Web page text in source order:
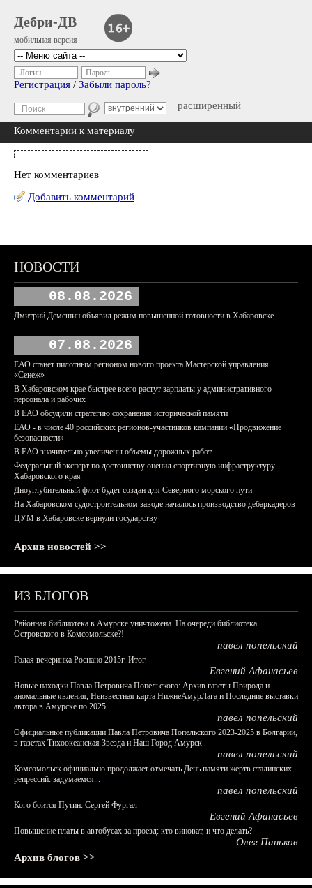
Дебри-ДВ
мобильная версия
расширенный
Логин Пароль
Регистрация / Забыли пароль?
Комментарии к материалу
Нет комментариев
Добавить комментарий
НОВОСТИ
08.08.2026
Дмитрий Демешин объявил режим повышенной готовности в Хабаровске
07.08.2026
ЕАО станет пилотным регионом нового проекта Мастерской управления
«Сенеж»
В Хабаровском крае быстрее всего растут зарплаты у административного
персонала и рабочих
В ЕАО обсудили стратегию сохранения исторической памяти
ЕАО - в числе 40 российских регионов-участников кампании «Продвижение
безопасности»
В ЕАО значительно увеличены объемы дорожных работ
Федеральный эксперт по достоинству оценил спортивную инфраструктуру
Хабаровского края
Дноуглубительный флот будет создан для Северного морского пути
На Хабаровском судостроительном заводе началось производство дебаркадеров
ЦУМ в Хабаровске вернули государству
Архив новостей >>
ИЗ БЛОГОВ
Районная библиотека в Амурске уничтожена. На очереди библиотека
Островского в Комсомольске?!
павел попельский
Голая вечеринка Роснано 2015г. Итог.
Евгений Афанасьев
Новые находки Павла Петровича Попельского: Архив газеты Природа и
аномальные явления, Неизвестная карта НижнеАмурЛага и Последние выставки
автора в Амурске по 2025
павел попельский
Официальные публикации Павла Петровича Попельского 2023-2025 в Болгарии,
в газетах Тихоокеанская Звезда и Наш Город Амурск
павел попельский
Комсомольск официально продолжает отмечать День памяти жертв сталинских
репрессий: задумаемся...
павел попельский
Кого боится Путин: Сергей Фургал
Евгений Афанасьев
Повышение платы в автобусах за проезд: кто виноват, и что делать?
Олег Паньков
Архив блогов >>